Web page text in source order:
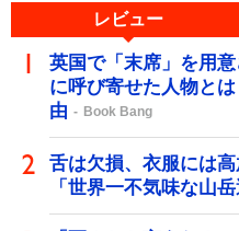
レビュー
英国で「末席」を用
に呼び寄せた人物と
由
Book Bang
舌は欠損、衣服には
「世界一不気味な山